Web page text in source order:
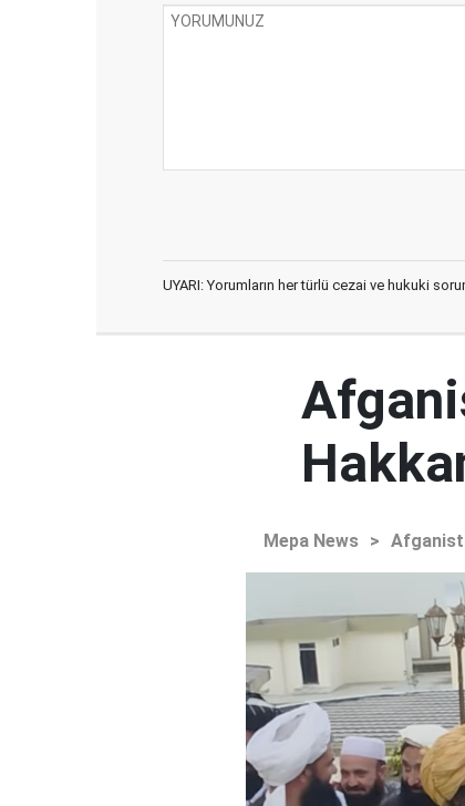
UYARI: Yorumların her türlü cezai ve hukuki
Mepa News >